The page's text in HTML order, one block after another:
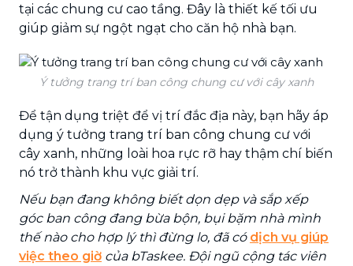
tại các chung cư cao tầng. Đây là thiết kế tối ưu
giúp giảm sự ngột ngạt cho căn hộ nhà bạn.
Ý tưởng trang trí ban công chung cư với cây xanh
Để tận dụng triệt để vị trí đắc địa này, bạn hãy áp
dụng ý tưởng trang trí ban công chung cư với
cây xanh, những loài hoa rực rỡ hay thậm chí biến
nó trở thành khu vực giải trí.
Nếu bạn đang không biết dọn dẹp và sắp xếp
góc ban công đang bừa bộn, bụi bặm nhà mình
thế nào cho hợp lý thì đừng lo, đã có dịch vụ giúp
việc theo giờ của bTaskee. Đội ngũ cộng tác viên